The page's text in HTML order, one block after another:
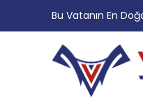
Bu Vatanın En